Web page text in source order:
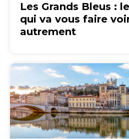
Les Grands Bleus :
qui va vous faire
autrement